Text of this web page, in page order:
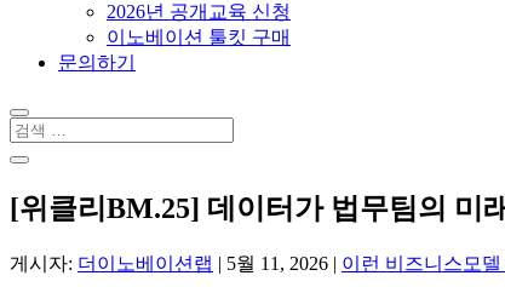
2026년 공개교육 신청
이노베이션 툴킷 구매
문의하기
[위클리BM.25] 데이터가 법무팀의 미
게시자: 더이노베이션랩 | 5월 11, 2026 | 이런 비즈니스모델